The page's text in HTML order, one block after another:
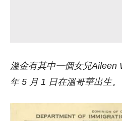
溫金有其中一個女兒Aileen
年 5 月 1 日在溫哥華出生。